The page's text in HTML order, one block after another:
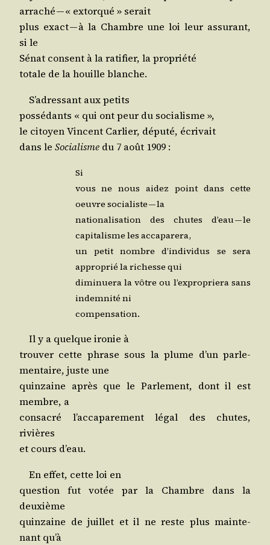
arra­ché — « extor­qué » serait
plus exact — à la Chambre une loi leur assu­rant,
si le
Sénat consent à la rati­fier, la propriété
totale de la houille blanche.
S’a­dres­sant aux petits
pos­sé­dants « qui ont peur du socialisme »,
le citoyen Vincent Car­lier, dépu­té, écrivait
dans le Socia­lisme du 7 août 1909 :
Si
vous ne nous aidez point dans cette
oeuvre socia­liste — la
natio­na­li­sa­tion des chutes d’eau — le
capi­ta­lisme les accaparera,
un petit nombre d’in­di­vi­dus se sera
appro­prié la richesse qui
dimi­nue­ra la vôtre ou l’ex­pro­prie­ra sans
indem­ni­té ni
compensation.
Il y a quelque iro­nie à
trou­ver cette phrase sous la plume d’un par­le­
men­taire, juste une
quin­zaine après que le Par­le­ment, dont il est
membre, a
consa­cré l’ac­ca­pa­re­ment légal des chutes,
rivières
et cours d’eau.
En effet, cette loi en
ques­tion fut votée par la Chambre dans la
deuxième
quin­zaine de juillet et il ne reste plus main­te­
nant qu’à